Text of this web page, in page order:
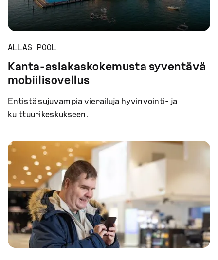
ALLAS POOL
Kanta-asiakaskokemusta syventävä
mobiilisovellus
Entistä sujuvampia vierailuja hyvinvointi- ja
kulttuurikeskukseen.